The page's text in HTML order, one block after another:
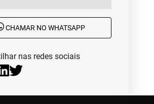
CHAMAR NO WHATSAPP
nas redes sociais